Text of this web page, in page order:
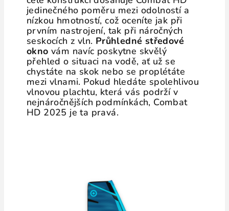
jedinečného poměru mezi odolností a
nízkou hmotností, což oceníte jak při
prvním nastrojení, tak při náročných
seskocích z vln. Průhledné středové
okno vám navíc poskytne skvělý
přehled o situaci na vodě, ať už se
chystáte na skok nebo se proplétáte
mezi vlnami. Pokud hledáte spolehlivou
vlnovou plachtu, která vás podrží v
nejnáročnějších podmínkách, Combat
HD 2025 je ta pravá.